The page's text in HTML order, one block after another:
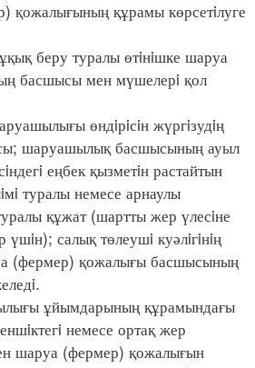
құрамы көрсетiлуге
беру туралы өтiнiшке шаруа
басшысы мен мүшелерi қол
өндiрiсiн жүргiзудiң
шаруашылық басшысының ауыл
еңбек қызметiн растайтын
туралы немесе арнаулы
құжат (шартты жер үлесiне
үшiн); салық төлеушi куәлiгiнiң
(фермер) қожалығы басшысының
ұйымдарының құрамындағы
немесе ортақ жер
шаруа (фермер) қожалығын